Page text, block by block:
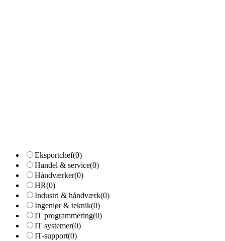
Eksportchef(0)
Handel & service(0)
Håndværker(0)
HR(0)
Industri & håndværk(0)
Ingeniør & teknik(0)
IT programmering(0)
IT systemer(0)
IT-support(0)